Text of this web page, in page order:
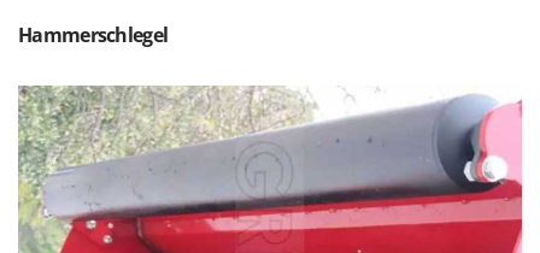
Scheibenpflüge
Schneeräumer
Schrotmühlen - elektrisch
Schwader für Traktoren
Schweißgeräte
Seilwinden - Motorseilwinden
Helvi
Henx
HiKOKI
Honda
Hammerschlegel